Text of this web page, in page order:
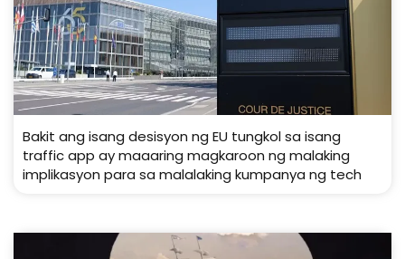
Bakit ang isang desisyon ng EU tungkol sa isang
traffic app ay maaaring magkaroon ng malaking
implikasyon para sa malalaking kumpanya ng tech